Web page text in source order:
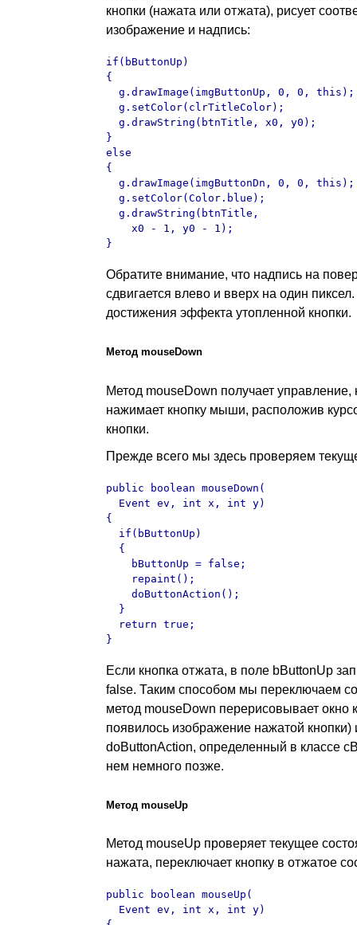
кнопки (нажата или отжата), рисует
изображение и надпись:
if(bButtonUp)
{
  g.drawImage(imgButtonUp, 0, 0, this);
  g.setColor(clrTitleColor);
  g.drawString(btnTitle, x0, y0);
}
else
{
  g.drawImage(imgButtonDn, 0, 0, this);
  g.setColor(Color.blue);
  g.drawString(btnTitle,
    x0 - 1, y0 - 1);
}
Обратите внимание, что надпись на
сдвигается влево и вверх на один
достижения эффекта утопленной кнопки.
Метод mouseDown
Метод mouseDown получает управление,
нажимает кнопку мыши, расположив
кнопки.
Прежде всего мы здесь проверяем
public boolean mouseDown(
  Event ev, int x, int y)
{
  if(bButtonUp)
  {
    bButtonUp = false;
    repaint();
    doButtonAction();
  }
  return true;
}
Если кнопка отжата, в поле bButtonUp
false. Таким способом мы переключаем
метод mouseDown перерисовывает окно
появилось изображение нажатой
doButtonAction, определенный в классе
нем немного позже.
Метод mouseUp
Метод mouseUp проверяет текущее
нажата, переключает кнопку в отжатое
public boolean mouseUp(
  Event ev, int x, int y)